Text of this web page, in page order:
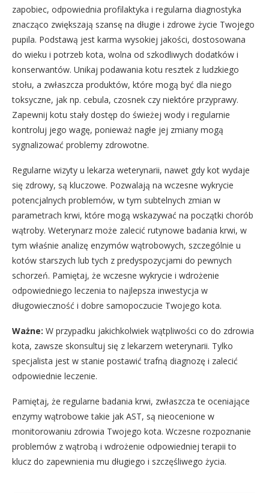
zapobiec, odpowiednia profilaktyka i regularna diagnostyka
znacząco zwiększają szansę na długie i zdrowe życie Twojego
pupila. Podstawą jest karma wysokiej jakości, dostosowana
do wieku i potrzeb kota, wolna od szkodliwych dodatków i
konserwantów. Unikaj podawania kotu resztek z ludzkiego
stołu, a zwłaszcza produktów, które mogą być dla niego
toksyczne, jak np. cebula, czosnek czy niektóre przyprawy.
Zapewnij kotu stały dostęp do świeżej wody i regularnie
kontroluj jego wagę, ponieważ nagłe jej zmiany mogą
sygnalizować problemy zdrowotne.
Regularne wizyty u lekarza weterynarii, nawet gdy kot wydaje
się zdrowy, są kluczowe. Pozwalają na wczesne wykrycie
potencjalnych problemów, w tym subtelnych zmian w
parametrach krwi, które mogą wskazywać na początki chorób
wątroby. Weterynarz może zalecić rutynowe badania krwi, w
tym właśnie analizę enzymów wątrobowych, szczególnie u
kotów starszych lub tych z predyspozycjami do pewnych
schorzeń. Pamiętaj, że wczesne wykrycie i wdrożenie
odpowiedniego leczenia to najlepsza inwestycja w
długowieczność i dobre samopoczucie Twojego kota.
Ważne: W przypadku jakichkolwiek wątpliwości co do zdrowia
kota, zawsze skonsultuj się z lekarzem weterynarii. Tylko
specjalista jest w stanie postawić trafną diagnozę i zalecić
odpowiednie leczenie.
Pamiętaj, że regularne badania krwi, zwłaszcza te oceniające
enzymy wątrobowe takie jak AST, są nieocenione w
monitorowaniu zdrowia Twojego kota. Wczesne rozpoznanie
problemów z wątrobą i wdrożenie odpowiedniej terapii to
klucz do zapewnienia mu długiego i szczęśliwego życia.